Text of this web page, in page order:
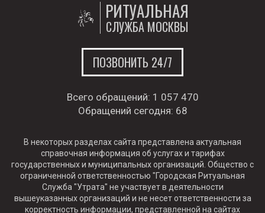
РИТУАЛЬНАЯ
СЛУЖБА МОСКВЫ
ПОЗВОНИТЬ 24/7
Всего обращений: 1 057 470
Обращений сегодня: 68
В некоторых разделах сайта представлена актуальная
справочная информация об услугах и тарифах
государственных и муниципальных организаций. Общество с
ограниченной ответственностью "Городская Ритуальная
Служба "Утрата" не участвует в деятельности
вышеуказанных организаций и не несет ответственности за
корректность информации, представленной на сайтах